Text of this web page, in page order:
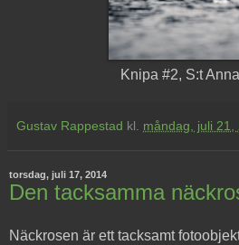
Knipa #2, S:t
Gustav Rappestad kl. måndag, juli 21,
torsdag, juli 17, 2014
Den tacksamma
Näckrosen är ett tacksamt